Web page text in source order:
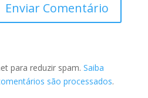
para reduzir spam. Saiba
são processados.